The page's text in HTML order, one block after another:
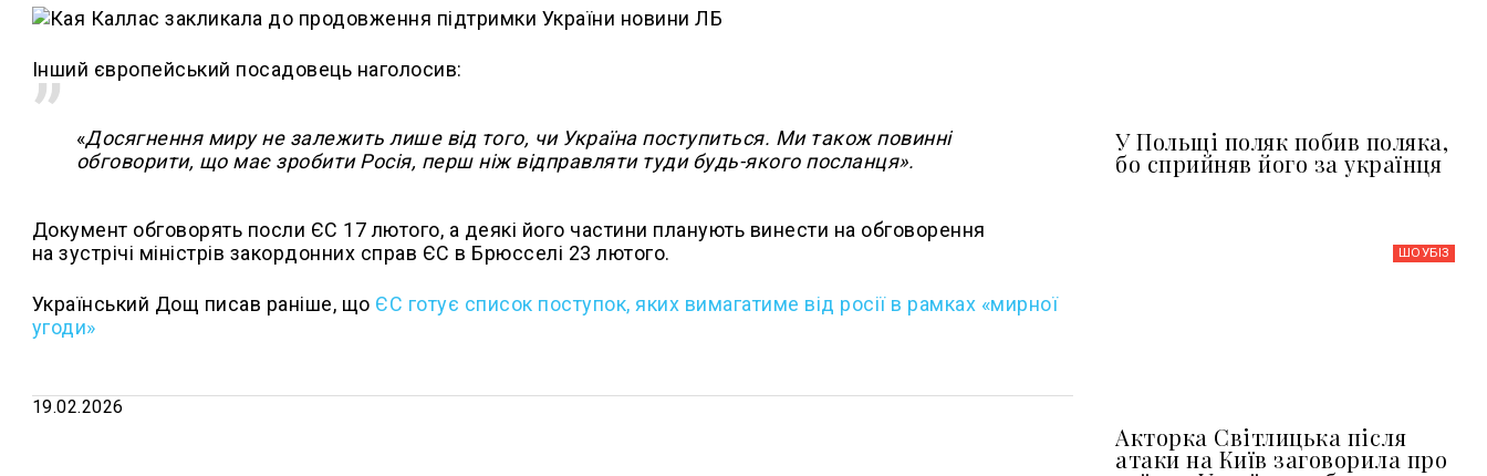
Інший європейський посадовець наголосив:
«Досягнення миру не залежить лише від того, чи Україна поступиться. Ми також повинні
обговорити, що має зробити Росія, перш ніж відправляти туди будь-якого посланця».
Документ обговорять посли ЄС 17 лютого, а деякі його частини планують винести на обговорення
на зустрічі міністрів закордонних справ ЄС в Брюсселі 23 лютого.
Український Дощ писав раніше, що ЄС готує список поступок, яких вимагатиме від росії в рамках «мирної
угоди»
19.02.2026
У Польщі поляк побив поляка,
бо сприйняв його за українця
ШОУБIЗ
Акторка Світлицька після
атаки на Київ заговорила про